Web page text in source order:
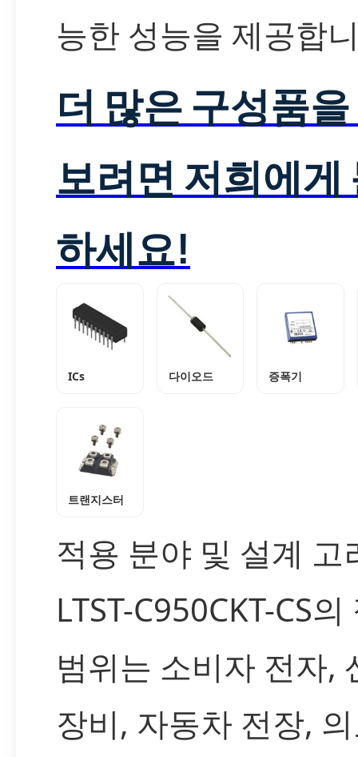
능한 성능을 제공합
더 많은 구성품
보려면 저희에게
하세요!
ICs 다이오드 증폭기
트랜지스터
적용 분야 및 설계 고
LTST-C950CKT-CS
범위는 소비자 전자,
장비, 자동차 전장,